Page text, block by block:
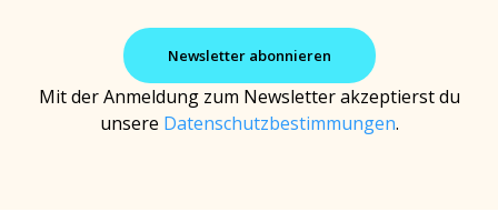
Mit der Anmeldung zum Newsletter akzeptierst du
unsere Datenschutzbestimmungen.